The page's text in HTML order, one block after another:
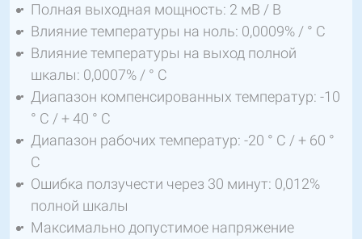
Полная выходная мощность: 2 мВ / В
Влияние температуры на ноль: 0,0009% / ° C
Влияние температуры на выход полной
шкалы: 0,0007% / ° C
Диапазон компенсированных температур: -10
° C / + 40 ° C
Диапазон рабочих температур: -20 ° C / + 60 °
C
Ошибка ползучести через 30 минут: 0,012%
полной шкалы
Максимально допустимое напряжение